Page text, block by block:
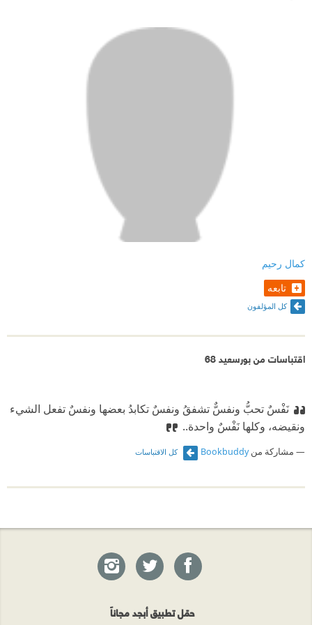
والعبوس، واللمسة بطراوتها أو خشونتها، بل وكأنَّ قدمَيَّ تتجولان
في دنيا فاتت وتعيش اللحظة التي عاشتها من قبل.
فالأمر لا هو ألفة ولا دفقة شجن واشتياق، كل هذا كلامٌ في العموم،
يحيطنا من كل اتجاه..
سحر من عالم غير عالمنا، لا نفهم شيئًا من أسراره ولا حتى السر
الذي فينا ويجعلنا قادرين على الاندماج فيه، سحر نعيش فيه مع
الموتى، أماكن كانت أم أَنَاسًا، وكأننا نراهم ويروننا نكلمهم
ويكلموننا، ونخوض بأقدامنا لا في أماكن بعيدة بل وفي أزمان
بعيدة، ونلبث في هذه النشوة دقائق أو أكثر أو أقل نعود بعدها بشرًا
محدودي الإمكانات..
كمال رحيم
تابعه
كل المؤلفون
اقتباسات من بورسعيد 68
نَفْسٌ تحبُّ ونفسٌّ تشفقُ ونفسٌ تكابدُ بعضها ونفسٌ تفعل الشيء
ونقيضه، وكلها نَفْسٌ واحدة..
مشاركة منBookbuddy كل الاقتباسات
حمّل تطبيق أبجد مجاناً